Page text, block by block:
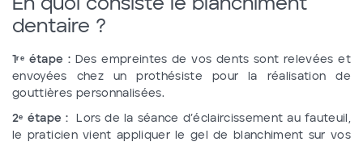
En quoi consiste le blanchiment
dentaire ?
1ʳᵉ étape : Des empreintes de vos dents sont relevées et
envoyées chez un prothésiste pour la réalisation de
gouttières personnalisées.
2ᵉ étape :
Lors de la séance d’éclaircissement au fauteuil,
le praticien vient appliquer le gel de blanchiment sur vos